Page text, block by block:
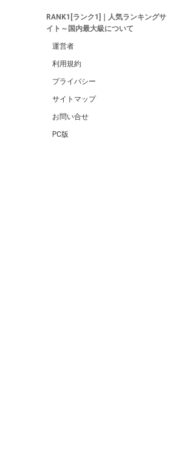
RANK1[ランク1]｜人気ランキングサ
イト～国内最大級について
運営者
利用規約
プライバシー
サイトマップ
お問い合せ
PC版